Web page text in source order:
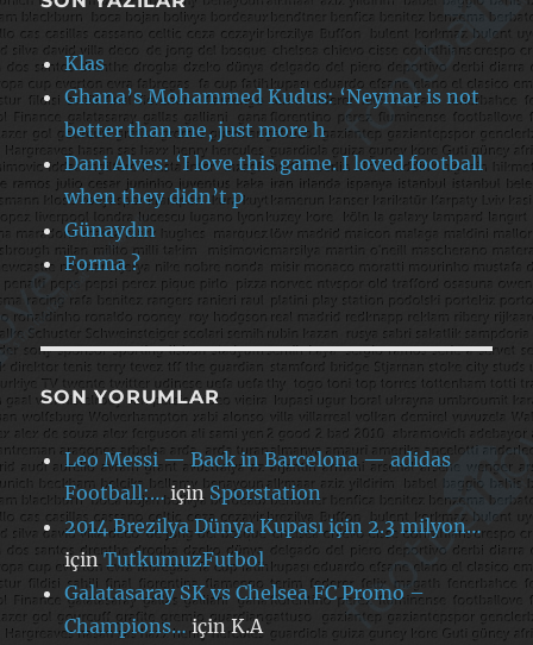
Klas
Ghana’s Mohammed Kudus: ‘Neymar is not
better than me, just more h
Dani Alves: ‘I love this game. I loved football
when they didn’t p
Günaydın
Forma ?
SON YORUMLAR
Leo Messi — Back in Barcelona — adidas
Football:… içinSporstation
2014 Brezilya Dünya Kupası için 2.3 milyon…
içinTutkumuzFutbol
Galatasaray SK vs Chelsea FC Promo –
Champions…içinK.A